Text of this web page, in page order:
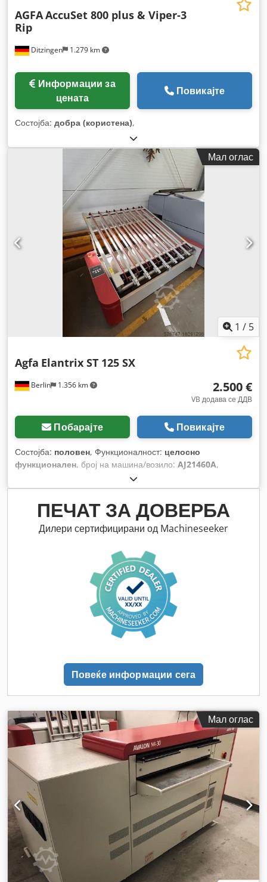
Ditzingen 1.279 km
AGFAAccuSet 800 plus & Viper-3
Rip
цената
Повикајте
Состојба: добра (користена),
Мал оглас
1 / 5
Berlin 1.356 km
Agfa Elantrix ST 125 SX
2.500 €
VB додава се ДДВ
Побарајте Повикајте
Состојба: половен, Функционалност: целосно
функционален, број на машина/возило: AJ21460A,
ПЕЧАТ ЗА ДОВЕРБА
Дилери сертифицирани од Machineseeker
Повеќе информации сега
Мал оглас